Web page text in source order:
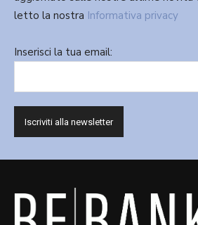
letto la nostra Informativa privacy
Inserisci la tua email: